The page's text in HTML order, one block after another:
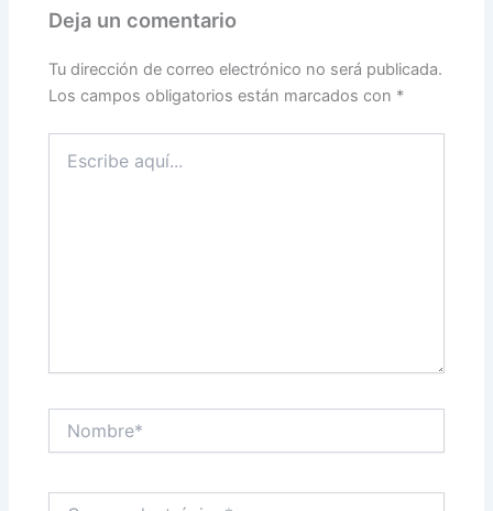
Deja un comentario
Tu dirección de correo electrónico no será publicada.
Los campos obligatorios están marcados con *
aquí...